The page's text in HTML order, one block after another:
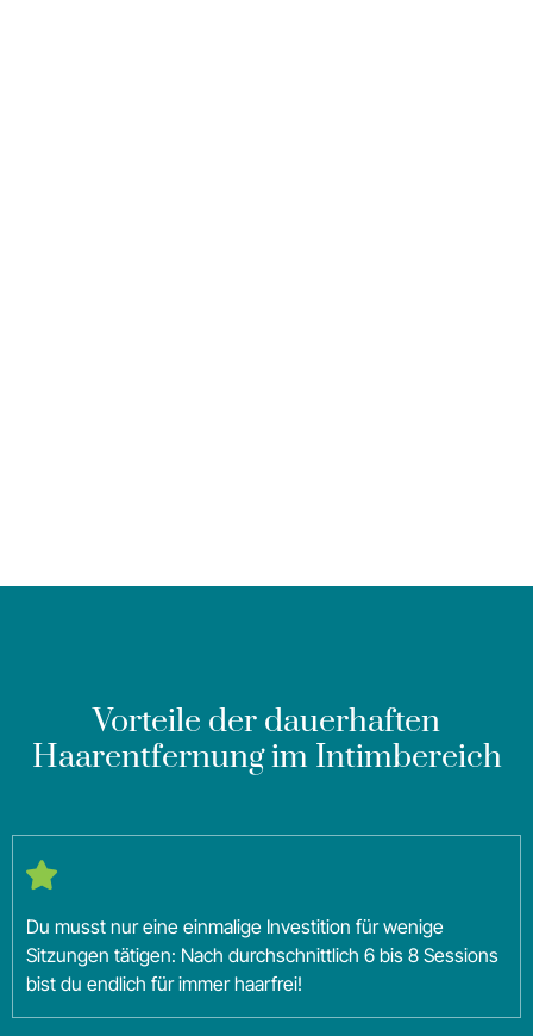
Vorteile der dauerhaften
Haarentfernung im Intimbereich
Du musst nur eine einmalige Investition für wenige
Sitzungen tätigen: Nach durchschnittlich 6 bis 8 Sessions
bist du endlich für immer haarfrei!